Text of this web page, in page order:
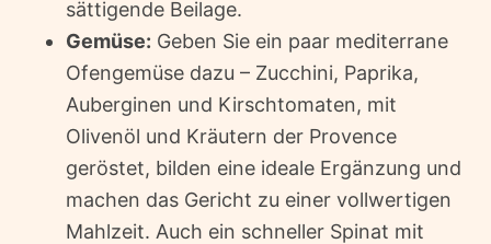
sättigende Beilage.
Gemüse: Geben Sie ein paar mediterrane
Ofengemüse dazu – Zucchini, Paprika,
Auberginen und Kirschtomaten, mit
Olivenöl und Kräutern der Provence
geröstet, bilden eine ideale Ergänzung und
machen das Gericht zu einer vollwertigen
Mahlzeit. Auch ein schneller Spinat mit